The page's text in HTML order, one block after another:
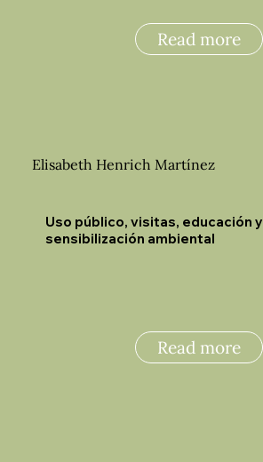
Read more
Uso público, visitas, educación y
sensibilización ambiental
Elisabeth Henrich Martínez
Read more